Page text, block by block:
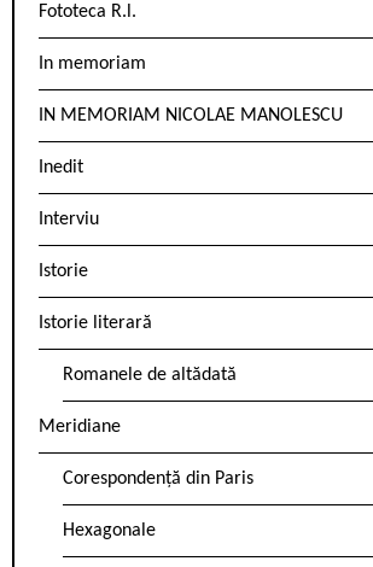
Fototeca R.l.
In memoriam
IN MEMORIAM NICOLAE MANOLESCU
Inedit
Interviu
Istorie
Istorie literară
Romanele de altădată
Meridiane
Corespondență din Paris
Hexagonale